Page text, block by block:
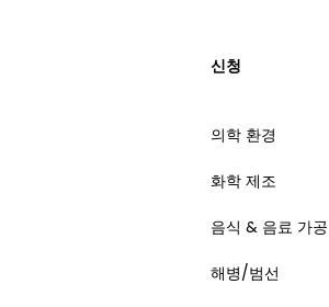
신청
의학 환경
화학 제조
음식 & 음료 가공
해병/범선